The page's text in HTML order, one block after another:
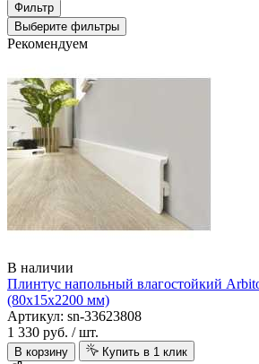
Фильтр
Выберите фильтры
Рекомендуем
В наличии
Плинтус напольный влагостойкий
(80х15х2200 мм)
Артикул: sn-33623808
1 330 руб. / шт.
В корзину Купить в 1 клик